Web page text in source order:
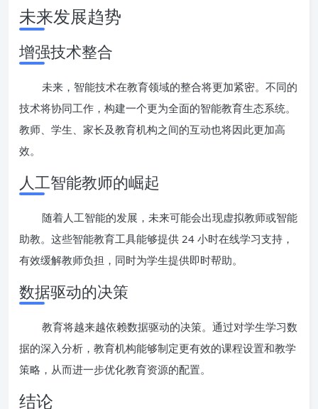
未来发展趋势
增强技术整合
未来，智能技术在教育领域的整合将更加紧密。不同的
技术将协同工作，构建一个更为全面的智能教育生态系统。
教师、学生、家长及教育机构之间的互动也将因此更加高
效。
人工智能教师的崛起
随着人工智能的发展，未来可能会出现虚拟教师或智能
助教。这些智能教育工具能够提供 24 小时在线学习支持，
有效缓解教师负担，同时为学生提供即时帮助。
数据驱动的决策
教育将越来越依赖数据驱动的决策。通过对学生学习数
据的深入分析，教育机构能够制定更有效的课程设置和教学
策略，从而进一步优化教育资源的配置。
结论